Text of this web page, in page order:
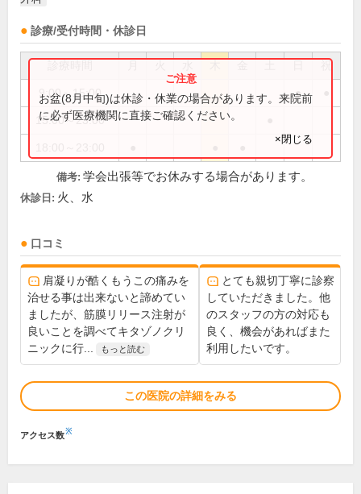
診療/受付時間・休診日
祝
9:00～15:00 ●
15:00～23:00
お盆(8月中旬)は休診・休業の場合があります。来院前
に必ず医療機関に直接ご確認ください。
×閉じる
備考: 学会出張等でお休みする場合があります。
休診日: 火、水
口コミ
肩凝りが酷くもうこの痛みを
治せる事は出来ないと諦めてい
ましたが、筋膜リリース注射が
良いことを調べてキタゾノクリ
ニックに行...
もっと読む
とても親切丁寧に診察
していただきました。他
のスタッフの方の対応も
良く、機会があればまた
利用したいです。
この医院の詳細をみる
アクセス数※